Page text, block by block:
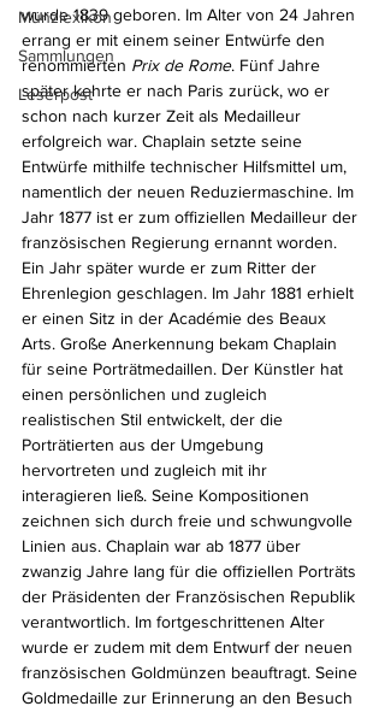
Münzlexikon
Sammlungen
Leserpost
wurde 1839 geboren. Im Alter von 24 Jahren
errang er mit einem seiner Entwürfe den
renommierten Prix de Rome. Fünf Jahre
später kehrte er nach Paris zurück, wo er
schon nach kurzer Zeit als Medailleur
erfolgreich war. Chaplain setzte seine
Entwürfe mithilfe technischer Hilfsmittel um,
namentlich der neuen Reduziermaschine. Im
Jahr 1877 ist er zum offiziellen Medailleur der
französischen Regierung ernannt worden.
Ein Jahr später wurde er zum Ritter der
Ehrenlegion geschlagen. Im Jahr 1881 erhielt
er einen Sitz in der Académie des Beaux
Arts. Große Anerkennung bekam Chaplain
für seine Porträtmedaillen. Der Künstler hat
einen persönlichen und zugleich
realistischen Stil entwickelt, der die
Porträtierten aus der Umgebung
hervortreten und zugleich mit ihr
interagieren ließ. Seine Kompositionen
zeichnen sich durch freie und schwungvolle
Linien aus. Chaplain war ab 1877 über
zwanzig Jahre lang für die offiziellen Porträts
der Präsidenten der Französischen Republik
verantwortlich. Im fortgeschrittenen Alter
wurde er zudem mit dem Entwurf der neuen
französischen Goldmünzen beauftragt. Seine
Goldmedaille zur Erinnerung an den Besuch